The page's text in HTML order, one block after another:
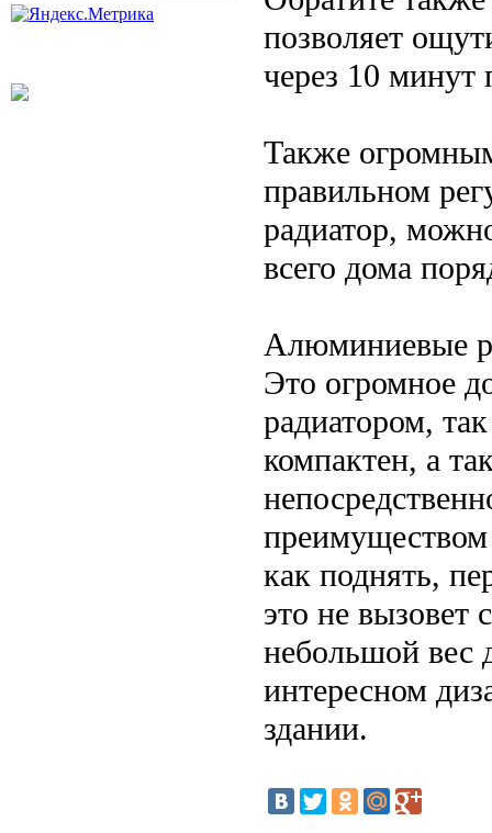
позволяет
через 10 минут
Также
правильном
радиатор,
всего дома
Алюминиевые
Это огромное
радиатором,
компактен, а
преимуществом
как поднять,
это не вызовет
небольшой вес
интересном
здании.